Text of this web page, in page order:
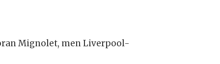
Mignolet, men Liverpool-